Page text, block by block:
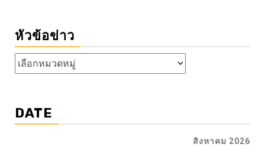
หัวข้อข่าว
หัวข้อ
ข่าว
DATE
สิงหาคม 2026